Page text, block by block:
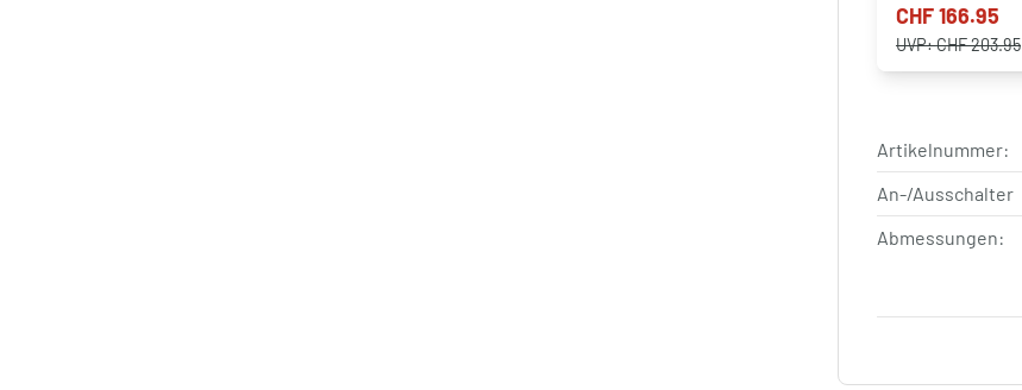
Fernbedienung
CHF 166.95
UVP:CHF 203.95
Artikelnummer:
An-/Ausschalter
Abmessungen: